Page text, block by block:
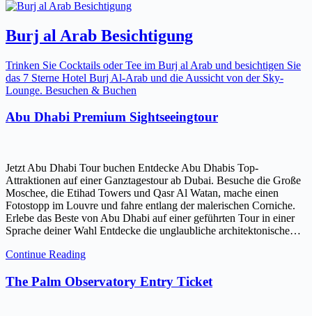
Burj al Arab Besichtigung
Trinken Sie Cocktails oder Tee im Burj al Arab und besichtigen Sie
das 7 Sterne Hotel Burj Al-Arab und die Aussicht von der Sky-
Lounge. Besuchen & Buchen
Abu Dhabi Premium Sightseeingtour
Jetzt Abu Dhabi Tour buchen Entdecke Abu Dhabis Top-
Attraktionen auf einer Ganztagestour ab Dubai. Besuche die Große
Moschee, die Etihad Towers und Qasr Al Watan, mache einen
Fotostopp im Louvre und fahre entlang der malerischen Corniche.
Erlebe das Beste von Abu Dhabi auf einer geführten Tour in einer
Sprache deiner Wahl Entdecke die unglaubliche architektonische…
Continue Reading
The Palm Observatory Entry Ticket